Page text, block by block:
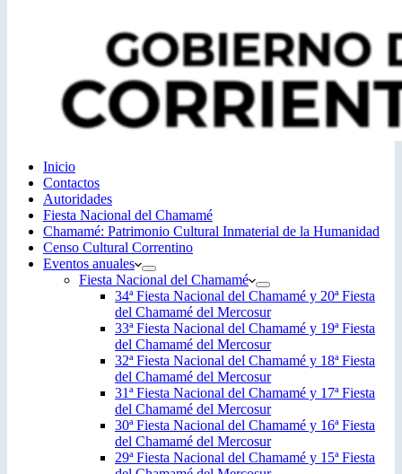
Inicio
Contactos
Autoridades
Fiesta Nacional del Chamamé
Chamamé: Patrimonio Cultural Inmaterial de la Humanidad
Censo Cultural Correntino
Eventos anuales
Fiesta Nacional del Chamamé
34ª Fiesta Nacional del Chamamé y 20ª Fiesta
del Chamamé del Mercosur
33ª Fiesta Nacional del Chamamé y 19ª Fiesta
del Chamamé del Mercosur
32ª Fiesta Nacional del Chamamé y 18ª Fiesta
del Chamamé del Mercosur
31ª Fiesta Nacional del Chamamé y 17ª Fiesta
del Chamamé del Mercosur
30ª Fiesta Nacional del Chamamé y 16ª Fiesta
del Chamamé del Mercosur
29ª Fiesta Nacional del Chamamé y 15ª Fiesta